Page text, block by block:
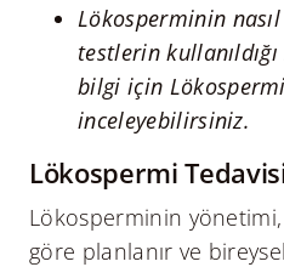
Lökosperminin
testlerin
bilgi için
inceleyebilirsiniz.
Lökospermi
Lökosperminin
göre planlanır ve